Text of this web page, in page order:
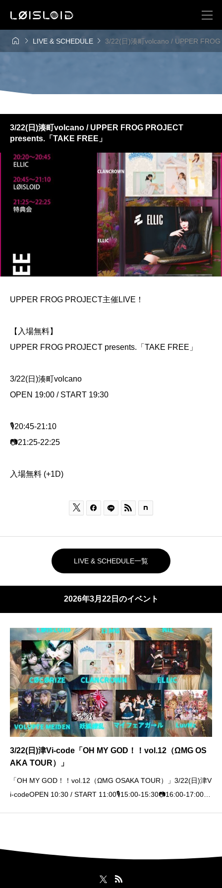
  LIVE & SCHEDULE  3/22(日)湊町volcano / UPPER
3/22(日)湊町volcano / UPPER FROG PROJECT
presents.「TAKE FREE」
UPPER FROG PROJECT主催LIVE！
【入場無料】
UPPER FROG PROJECT presents.「TAKE FREE」
3/22(日)湊町volcano
OPEN 19:00 / START 19:30
🎙20:45-21:10
📷21:25-22:25
入場無料 (+1D)
  
LIVE & SCHEDULE一覧
2026年3月22日のイベント
3/22(日)津Vi-code「OH MY GOD！！vol.12（ΩMG OS
AKA TOUR）」
「OH MY GOD！！vol.12（ΩMG OSAKA TOUR）」3/22(日)津V
i-codeOPEN 10:30 / START 11:00🎙15:00-15:30📷16:00-17:00A